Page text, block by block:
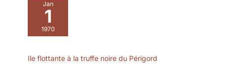
Jan
1
1970
Ile flottante à la truffe noire du Périgord